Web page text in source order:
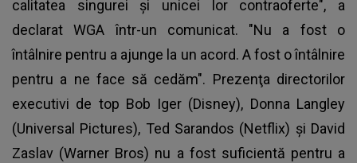
calitatea singurei şi unicei lor contraoferte", a
declarat WGA într-un comunicat. "Nu a fost o
întâlnire pentru a ajunge la un acord. A fost o întâlnire
pentru a ne face să cedăm". Prezenţa directorilor
executivi de top Bob Iger (Disney), Donna Langley
(Universal Pictures), Ted Sarandos (Netflix) şi David
Zaslav (Warner Bros) nu a fost suficientă pentru a